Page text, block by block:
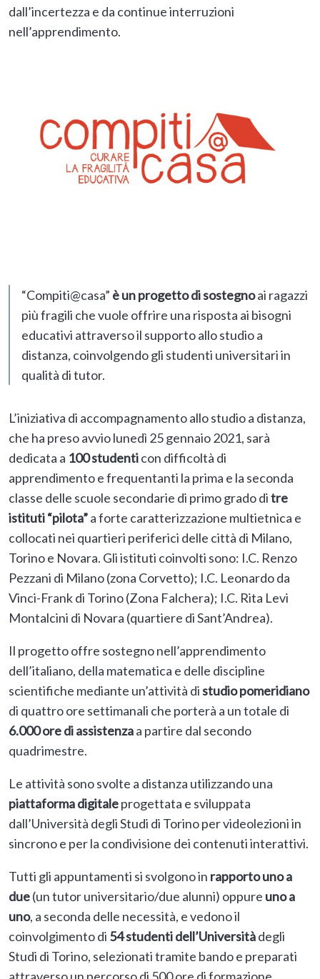
dall’incertezza e da continue interruzioni
nell’apprendimento.
“Compiti@casa” è un progetto di sostegnoai ragazzi
più fragili che vuole offrire una risposta ai bisogni
educativi attraverso il supporto allo studio a
distanza, coinvolgendo gli studenti universitari in
qualità di tutor.
L’iniziativa di accompagnamento allo studio a distanza,
che ha preso avvio lunedì 25 gennaio 2021, sarà
dedicata a 100 studenticon difficoltà di
apprendimento e frequentanti la prima e la seconda
classe delle scuole secondarie di primo grado ditre
istituti “pilota”a forte caratterizzazione multietnica e
collocati nei quartieri periferici delle città di Milano,
Torino e Novara. Gli istituti coinvolti sono: I.C. Renzo
Pezzani di Milano (zona Corvetto); I.C. Leonardo da
Vinci-Frank di Torino (Zona Falchera); I.C. Rita Levi
Montalcini di Novara (quartiere di Sant’Andrea).
Il progetto offre sostegno nell’apprendimento
dell’italiano, della matematica e delle discipline
scientifiche mediante un’attività distudio pomeridiano
di quattro ore settimanali che porterà a un totale di
6.000 ore di assistenzaa partire dal secondo
quadrimestre.
Le attività sono svolte a distanza utilizzando una
piattaforma digitaleprogettata e sviluppata
dall’Università degli Studi di Torino per videolezioni in
sincrono e per la condivisione dei contenuti interattivi.
Tutti gli appuntamenti si svolgono in rapporto uno a
due(un tutor universitario/due alunni) oppure uno a
uno, a seconda delle necessità, e vedono il
coinvolgimento di 54 studenti dell’Universitàdegli
Studi di Torino, selezionati tramite bando e preparati
attraverso un percorso di 500 ore di formazione.